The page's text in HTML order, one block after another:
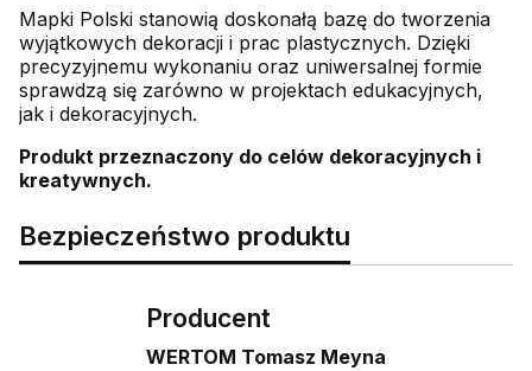
Mapki Polski stanowią doskonałą bazę do tworzenia
wyjątkowych dekoracji i prac plastycznych. Dzięki
precyzyjnemu wykonaniu oraz uniwersalnej formie
sprawdzą się zarówno w projektach edukacyjnych,
jak i dekoracyjnych.
Produkt przeznaczony do celów dekoracyjnych i
kreatywnych.
Bezpieczeństwo produktu
Producent
WERTOM Tomasz Meyna